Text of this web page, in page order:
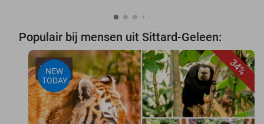
Populair bij mensen uit Sittard-Geleen:
34%
NEW
TODAY